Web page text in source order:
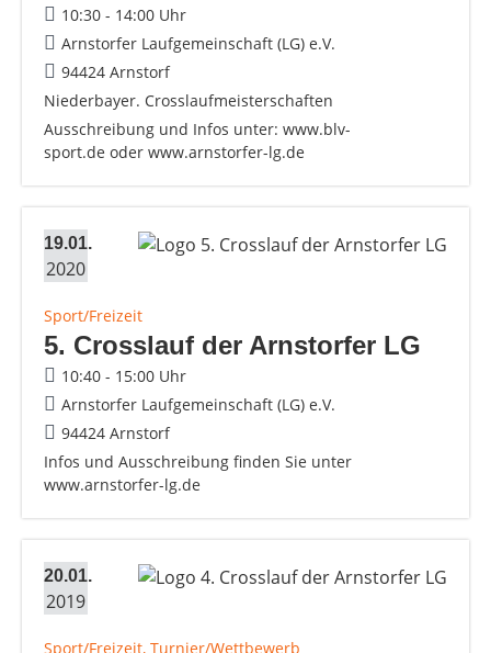
10:30 - 14:00 Uhr
Arnstorfer Laufgemeinschaft (LG) e.V.
94424 Arnstorf
Niederbayer. Crosslaufmeisterschaften
Ausschreibung und Infos unter: www.blv-
sport.de oder www.arnstorfer-lg.de
19.01.
2020
Sport/Freizeit
5. Crosslauf der Arnstorfer LG
10:40 - 15:00 Uhr
Arnstorfer Laufgemeinschaft (LG) e.V.
94424 Arnstorf
Infos und Ausschreibung finden Sie unter
www.arnstorfer-lg.de
20.01.
2019
Sport/Freizeit, Turnier/Wettbewerb